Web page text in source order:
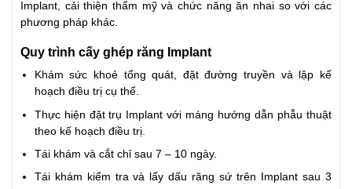
Implant, cải thiện thẩm mỹ và chức năng ăn nhai so với các
phương pháp khác.
Quy trình cấy ghép răng Implant
Khám sức khoẻ tổng quát, đặt đường truyền và lập kế
hoạch điều trị cụ thể.
Thực hiện đặt trụ Implant với máng hướng dẫn phẫu thuật
theo kế hoạch điều trị.
Tái khám và cắt chỉ sau 7 – 10 ngày.
Tái khám kiểm tra và lấy dấu răng sứ trên Implant sau 3